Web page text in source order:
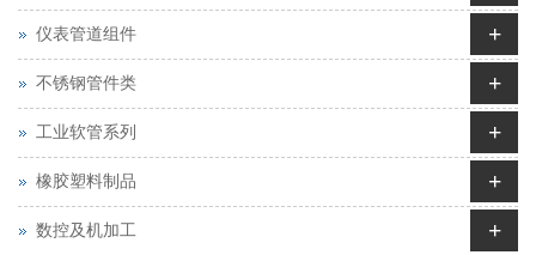
仪表管道组件 +
不锈钢管件类 +
工业软管系列 +
橡胶塑料制品 +
数控及机加工 +